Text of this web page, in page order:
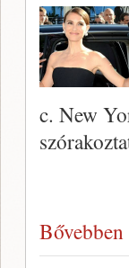
c. New
Bővebben